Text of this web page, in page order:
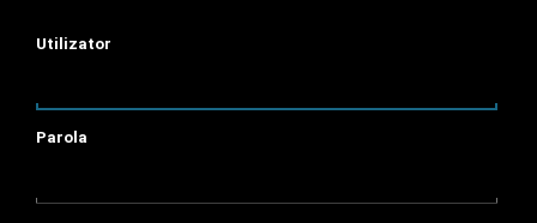
Utilizator
Parola